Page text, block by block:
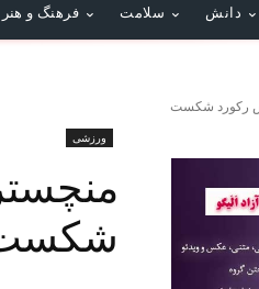
دانش سلامت فرهنگ و هنر
رکورد شکست
ورزشی